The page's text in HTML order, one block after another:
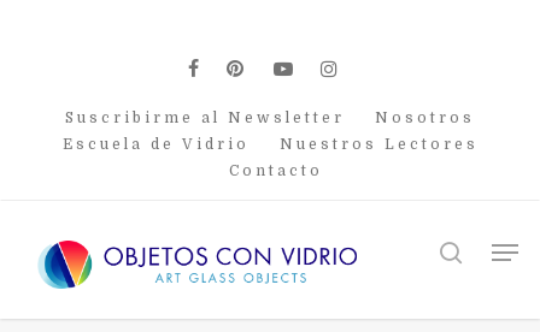
facebook
pinterest
youtubeinstagram
Suscribirme al Newsletter
Nosotros
Escuela de Vidrio
Nuestros Lectores
Contacto
search